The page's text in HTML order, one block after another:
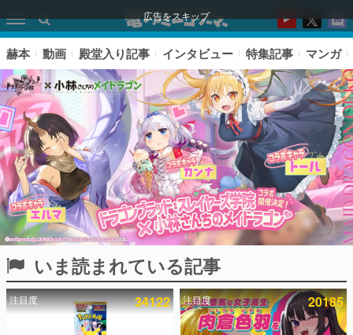
広告をスキップ
ピックアップ
電ファミのいま読まれている記事ランキング
赫本 動画 殿堂入り記事 インタビュー 特集記事 マンガ
いま読まれている記事
注目度 34122 注目度 20185